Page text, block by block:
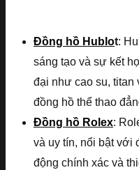
Đồng hồ Hublot:
sáng tạo và sự kết
đại như cao su, titan
đồng hồ thể thao
Đồng hồ Rolex:
và uy tín, nổi bật với
động chính xác và